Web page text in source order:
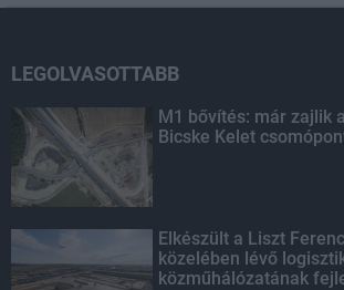
LEGOLVASOTTABB
M1 bővítés: már zajlik
Bicske Kelet
Elkészült a Liszt
közelében lévő
közműhálózatának